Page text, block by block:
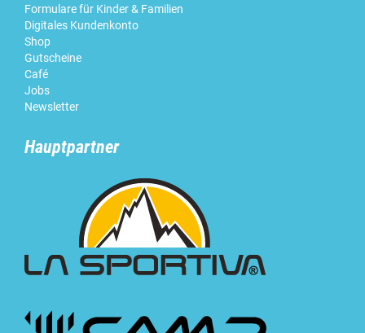
Formulare für Kinder & Familien
Digitales Kundenkonto
Shop
Gutscheine
Café
Jobs
Newsletter
Hauptpartner